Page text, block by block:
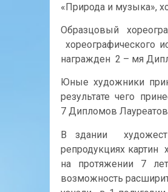
«Природа и музыка»,
Образцовый
награжден 2 – мя
Юные художники
результате чего
7 Дипломов
В здании
репродукциях
на протяжении 7
возможность